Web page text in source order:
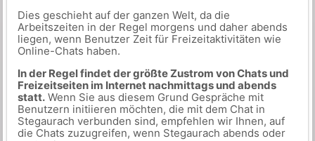
Dies geschieht auf der ganzen Welt, da die
Arbeitszeiten in der Regel morgens und daher abends
liegen, wenn Benutzer Zeit für Freizeitaktivitäten wie
Online-Chats haben.
In der Regel findet der größte Zustrom von Chats und
Freizeitseiten im Internet nachmittags und abends
statt.Wenn Sie aus diesem Grund Gespräche mit
Benutzern initiieren möchten, die mit dem Chat in
Stegaurach verbunden sind, empfehlen wir Ihnen, auf
die Chats zuzugreifen, wenn Stegaurach abends oder